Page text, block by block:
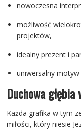
nowoczesna
możliwość
projektów,
idealny prezent i
uniwersalny motyw
Duchowa
Każda grafika w tym
miłości, który niesie